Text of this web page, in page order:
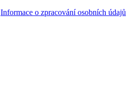
Informace o zpracování osobních údajů